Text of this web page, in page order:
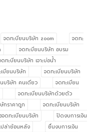
จดทะบียนบริษัท zoom
จดทะ
จดทะบียนบริษัท อบรม
ดทะบียนบริษัท เจาะบ่อน้ำ
เบียนบริษัท
จดทะเบียนบริษัท
นบริษัท คนเดียว
จดทะเบียน
จดทะเบียนบริษัทด้วยตัว
ทราคาถูก
จดทะเบียนบริษัท
จดทะเบียนบริษัท
ปิดงบการเงิน
ล่าย้อนหลัง
ยื่นงบการเงิน